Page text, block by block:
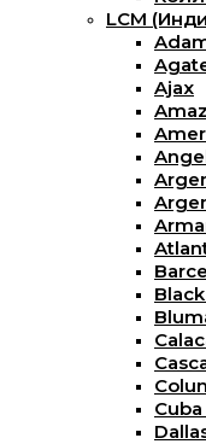
LCM
Ajax